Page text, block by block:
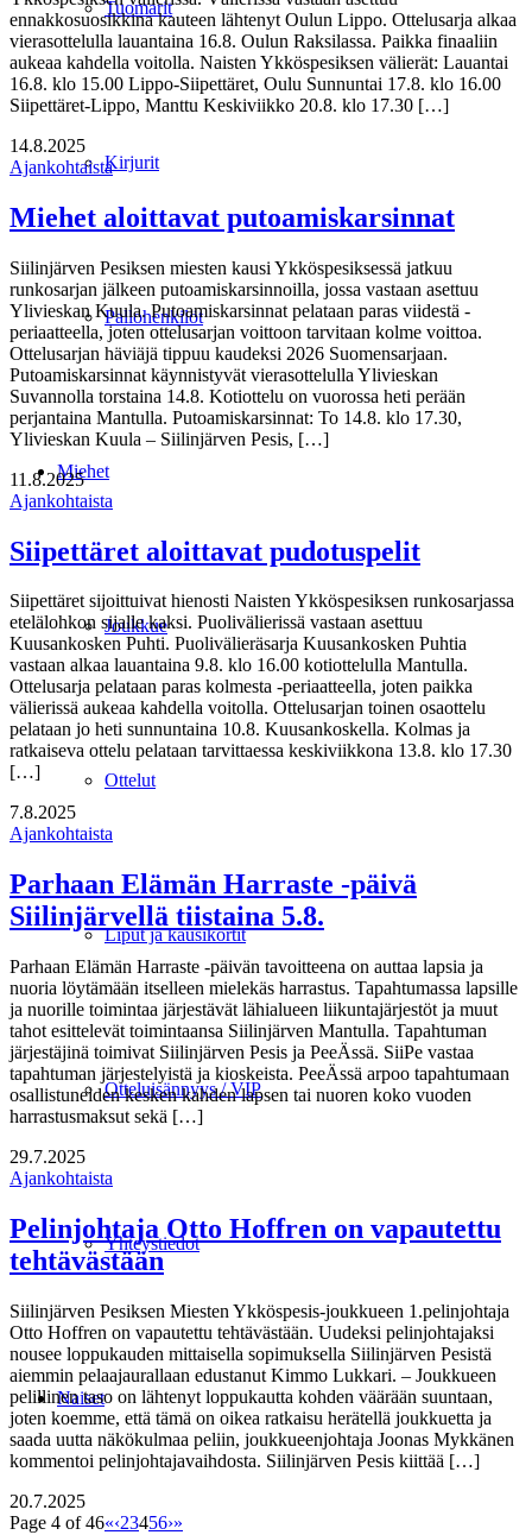
Tuomarit
Kirjurit
Pallohenkilöt
Miehet
Joukkue
Ottelut
Liput ja kausikortit
Otteluisännyys / VIP
Yhteystiedot
Naiset
ennakkosuosikkina kauteen lähtenyt Oulun Lippo. Ottelusarja alkaa
vierasottelulla lauantaina 16.8. Oulun Raksilassa. Paikka finaaliin
aukeaa kahdella voitolla. Naisten Ykköspesiksen välierät: Lauantai
16.8. klo 15.00 Lippo-Siipettäret, Oulu Sunnuntai 17.8. klo 16.00
Siipettäret-Lippo, Manttu Keskiviikko 20.8. klo 17.30 […]
14.8.2025
Ajankohtaista
Miehet aloittavat putoamiskarsinnat
Siilinjärven Pesiksen miesten kausi Ykköspesiksessä jatkuu
runkosarjan jälkeen putoamiskarsinnoilla, jossa vastaan asettuu
Ylivieskan Kuula. Putoamiskarsinnat pelataan paras viidestä -
periaatteella, joten ottelusarjan voittoon tarvitaan kolme voittoa.
Ottelusarjan häviäjä tippuu kaudeksi 2026 Suomensarjaan.
Putoamiskarsinnat käynnistyvät vierasottelulla Ylivieskan
Suvannolla torstaina 14.8. Kotiottelu on vuorossa heti perään
perjantaina Mantulla. Putoamiskarsinnat: To 14.8. klo 17.30,
Ylivieskan Kuula – Siilinjärven Pesis, […]
11.8.2025
Ajankohtaista
Siipettäret aloittavat pudotuspelit
Siipettäret sijoittuivat hienosti Naisten Ykköspesiksen runkosarjassa
etelälohkon sijalle kaksi. Puolivälierissä vastaan asettuu
Kuusankosken Puhti. Puolivälieräsarja Kuusankosken Puhtia
vastaan alkaa lauantaina 9.8. klo 16.00 kotiottelulla Mantulla.
Ottelusarja pelataan paras kolmesta -periaatteella, joten paikka
välierissä aukeaa kahdella voitolla. Ottelusarjan toinen osaottelu
pelataan jo heti sunnuntaina 10.8. Kuusankoskella. Kolmas ja
ratkaiseva ottelu pelataan tarvittaessa keskiviikkona 13.8. klo 17.30
[…]
7.8.2025
Ajankohtaista
Parhaan Elämän Harraste -päivä
Siilinjärvellä tiistaina 5.8.
Parhaan Elämän Harraste -päivän tavoitteena on auttaa lapsia ja
nuoria löytämään itselleen mielekäs harrastus. Tapahtumassa lapsille
ja nuorille toimintaa järjestävät lähialueen liikuntajärjestöt ja muut
tahot esittelevät toimintaansa Siilinjärven Mantulla. Tapahtuman
järjestäjinä toimivat Siilinjärven Pesis ja PeeÄssä. SiiPe vastaa
tapahtuman järjestelyistä ja kioskeista. PeeÄssä arpoo tapahtumaan
osallistuneiden kesken kahden lapsen tai nuoren koko vuoden
harrastusmaksut sekä […]
29.7.2025
Ajankohtaista
Pelinjohtaja Otto Hoffren on vapautettu
tehtävästään
Siilinjärven Pesiksen Miesten Ykköspesis-joukkueen 1.pelinjohtaja
Otto Hoffren on vapautettu tehtävästään. Uudeksi pelinjohtajaksi
nousee loppukauden mittaisella sopimuksella Siilinjärven Pesistä
aiemmin pelaajaurallaan edustanut Kimmo Lukkari. – Joukkueen
pelillinen taso on lähtenyt loppukautta kohden väärään suuntaan,
joten koemme, että tämä on oikea ratkaisu herätellä joukkuetta ja
saada uutta näkökulmaa peliin, joukkueenjohtaja Joonas Mykkänen
kommentoi pelinjohtajavaihdosta. Siilinjärven Pesis kiittää […]
20.7.2025
Page 4 of 46«‹23456›»